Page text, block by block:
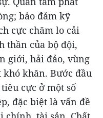
bảo đảm kỹ
cực chăm lo cải
thần của bộ đội,
giới, hải đảo, vùng
khó khăn. Bước đầu
cực ở một số
đặc biệt là vấn đề